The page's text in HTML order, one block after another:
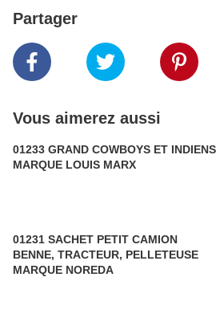
Partager
Vous aimerez aussi
01233 GRAND COWBOYS ET INDIENS
MARQUE LOUIS MARX
01231 SACHET PETIT CAMION
BENNE, TRACTEUR, PELLETEUSE
MARQUE NOREDA